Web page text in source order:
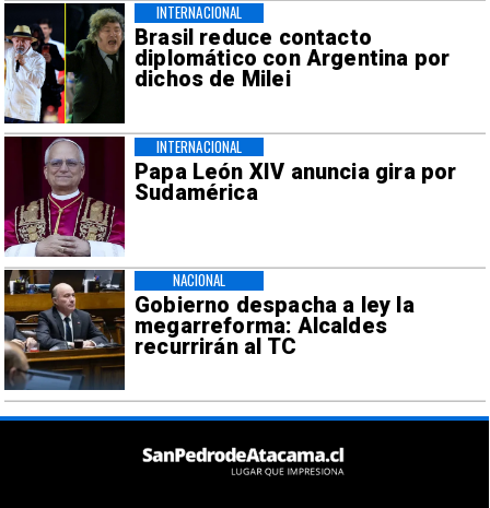
Brasil reduce contacto
diplomático con Argentina por
dichos de Milei
INTERNACIONAL
Papa León XIV anuncia gira por
Sudamérica
INTERNACIONAL
Gobierno despacha a ley la
megarreforma: Alcaldes
recurrirán al TC
NACIONAL